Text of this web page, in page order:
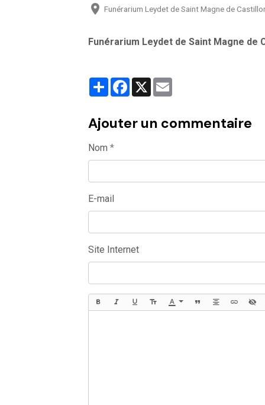
Funérarium Leydet de Saint Magne de
Funérarium Leydet de Saint Magne de
PartagerFacebook
X
Ajouter un commentaire
Nom
E-mail
Site Internet